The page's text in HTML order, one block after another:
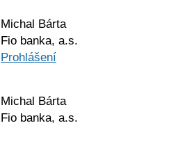
Michal Bárta
Fio banka, a.s.
Prohlášení
Michal Bárta
Fio banka, a.s.